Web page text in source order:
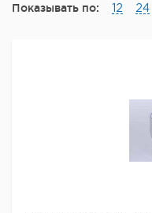
Показывать по: 12 24